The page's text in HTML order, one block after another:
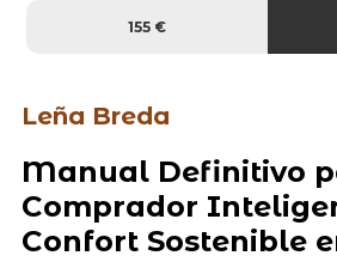
155 €
Leña Breda
Manual Definitivo
Comprador
Confort Sostenible